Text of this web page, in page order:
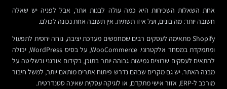
אחת השאלות השכיחות היא כמה עולה לבנות אתר, אבל לפניה יש שאלה
חשובה יותר: מה בונים, ועל איזו תשתית. אין תשובה אחת נכונה לכולם.
Shopify מתאימה לעסקים רבים שמחפשים מערכת יציבה, נוחה יחסית לתפעול
ומתמקדת במסחר אלקטרוני. WooCommerce, על בסיס WordPress, יכולה
להתאים לעסקים שרוצים גמישות גבוהה יותר בתוכן, בקידום אורגני ובשליטה על
מבנה האתר. יש גם מקרים שבהם נדרש פיתוח אתרים מותאם יותר, למשל חיבור
מורכב ל-ERP, אזור אישי מתקדם, או לוגיקה עסקית שאינה סטנדרטית.